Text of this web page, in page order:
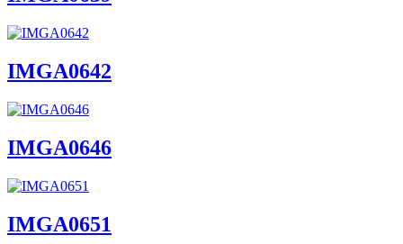
IMGA0642
IMGA0646
IMGA0651